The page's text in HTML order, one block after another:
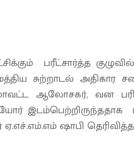
பரீட்சார்த்த
சுற்றாடல் அதிகார
மாவட்ட ஆலோசகர், வன
இடம்பெற்றிருந்ததாக
ஷாபி